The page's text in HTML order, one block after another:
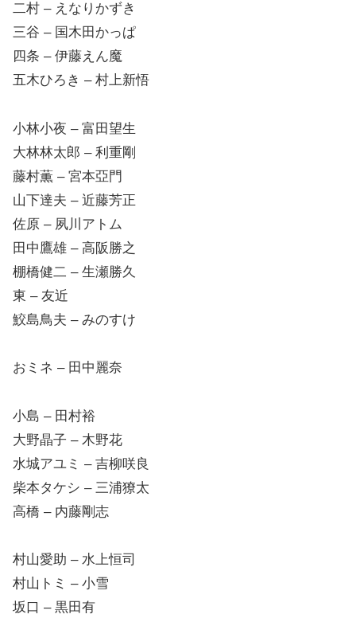
二村 – えなりかずき
三谷 – 国木田かっぱ
四条 – 伊藤えん魔
五木ひろき – 村上新悟
小林小夜 – 富田望生
大林林太郎 – 利重剛
藤村薫 – 宮本亞門
山下達夫 – 近藤芳正
佐原 – 夙川アトム
田中鷹雄 – 高阪勝之
棚橋健二 – 生瀬勝久
東 – 友近
鮫島鳥夫 – みのすけ
おミネ – 田中麗奈
小島 – 田村裕
大野晶子 – 木野花
水城アユミ – 吉柳咲良
柴本タケシ – 三浦獠太
高橋 – 内藤剛志
村山愛助 – 水上恒司
村山トミ – 小雪
坂口 – 黒田有